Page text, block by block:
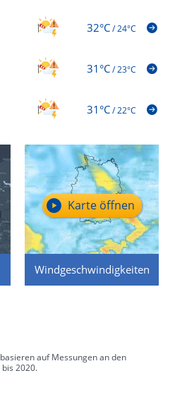
32°C/24°C
31°C/23°C
31°C/22°C
Windgeschwindigkeiten
Karte öffnen
auf Messungen an den
2020.